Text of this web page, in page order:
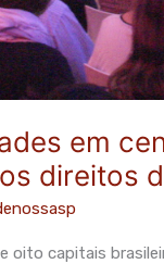
em
direitos
oito capitais